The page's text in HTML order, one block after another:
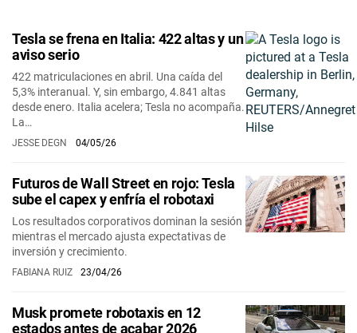
Tesla se frena en Italia: 422 altas y un
aviso serio
422 matriculaciones en abril. Una caída del
5,3% interanual. Y, sin embargo, 4.841 altas
desde enero. Italia acelera; Tesla no acompaña.
La…
JESSE DEGN 04/05/26
Futuros de Wall Street en rojo: Tesla
sube el capex y enfría el robotaxi
Los resultados corporativos dominan la sesión
mientras el mercado ajusta expectativas de
inversión y crecimiento.
FABIANA RUIZ 23/04/26
Musk promete robotaxis en 12
estados antes de acabar 2026